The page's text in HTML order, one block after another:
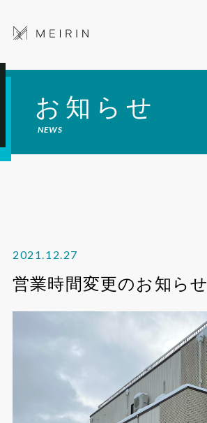
お知らせ
NEWS
2021.12.27
営業時間変更のお知らせ